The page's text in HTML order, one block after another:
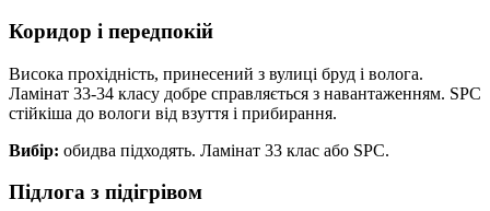
Коридор і передпокій
Висока прохідність, принесений з вулиці бруд і волога.
Ламінат 33-34 класу добре справляється з навантаженням. SPC
стійкіша до вологи від взуття і прибирання.
Вибір: обидва підходять. Ламінат 33 клас або SPC.
Підлога з підігрівом